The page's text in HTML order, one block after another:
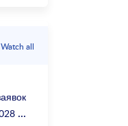
Watch all